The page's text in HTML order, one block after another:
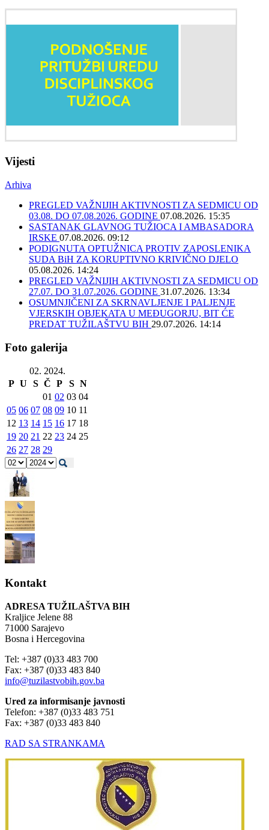
Vijesti
Arhiva
PREGLED VAŽNIJIH AKTIVNOSTI ZA SEDMICU OD
03.08. DO 07.08.2026. GODINE 07.08.2026. 15:35
SASTANAK GLAVNOG TUŽIOCA I AMBASADORA
IRSKE 07.08.2026. 09:12
PODIGNUTA OPTUŽNICA PROTIV ZAPOSLENIKA
SUDA BiH ZA KORUPTIVNO KRIVIČNO DJELO
05.08.2026. 14:24
PREGLED VAŽNIJIH AKTIVNOSTI ZA SEDMICU OD
27.07. DO 31.07.2026. GODINE 31.07.2026. 13:34
OSUMNJIČENI ZA SKRNAVLJENJE I PALJENJE
VJERSKIH OBJEKATA U MEĐUGORJU, BIT ĆE
PREDAT TUŽILAŠTVU BIH 29.07.2026. 14:14
Foto galerija
02. 2024.
P U S Č P S N
01 02 03 04
05 06 07 08 09 10 11
12 13 14 15 16 17 18
19 20 21 22 23 24 25
26 27 28 29
Kontakt
ADRESA TUŽILAŠTVA BIH
Kraljice Jelene 88
71000 Sarajevo
Bosna i Hercegovina
Tel: +387 (0)33 483 700
Fax: +387 (0)33 483 840
info@tuzilastvobih.gov.ba
Ured za informisanje javnosti
Telefon: +387 (0)33 483 751
Fax: +387 (0)33 483 840
RAD SA STRANKAMA